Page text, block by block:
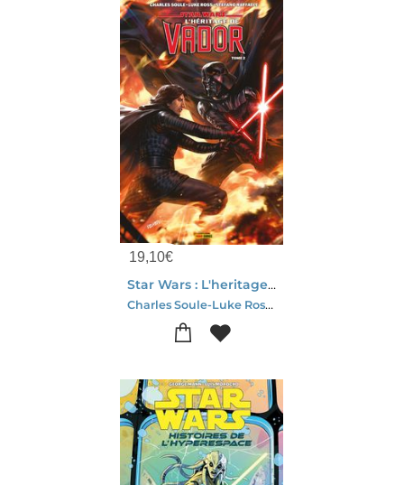
19,10€
Star Wars : L'heritage De Vador Tome 2
Charles Soule-Luke Ross-Stefano Raffaele